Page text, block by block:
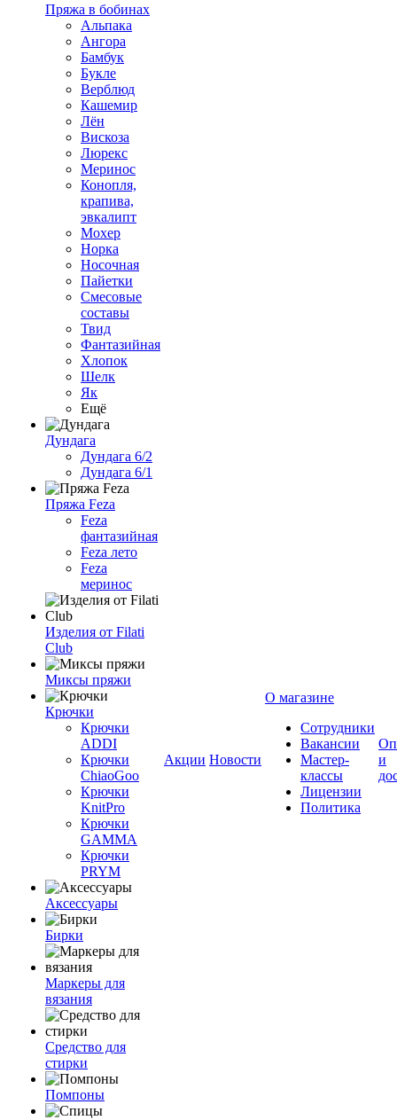
Пряжа в бобинах
Альпака
Ангора
Бамбук
Букле
Верблюд
Кашемир
Лён
Вискоза
Люрекс
Меринос
Конопля,
крапива,
эвкалипт
Мохер
Норка
Носочная
Пайетки
Смесовые
составы
Твид
Фантазийная
Хлопок
Шелк
Як
Ещё
Дундага
Дундага 6/2
Дундага 6/1
Пряжа Feza
Feza
фантазийная
Feza лето
Feza
меринос
Изделия от Filati
Club
Миксы пряжи
Крючки
Крючки
ADDI
Крючки
ChiaoGoo
Крючки
KnitPro
Крючки
GAMMA
Крючки
PRYM
Аксессуары
Бирки
Маркеры для
вязания
Средство для
стирки
Помпоны
Акции Новости
О магазине
Сотрудники
Вакансии
Мастер-
классы
Лицензии
Политика
и